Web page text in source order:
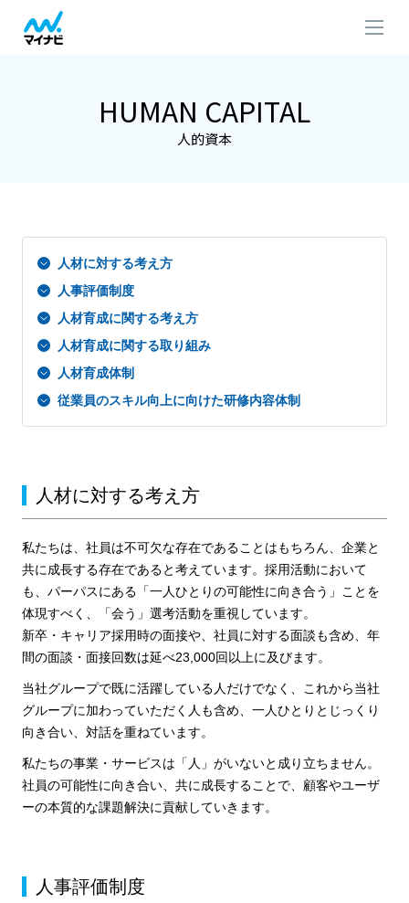
HUMAN CAPITAL
人的資本
人材に対する考え方
人事評価制度
人材育成に関する考え方
人材育成に関する取り組み
人材育成体制
従業員のスキル向上に向けた研修内容体制
人材に対する考え方
私たちは、社員は不可欠な存在であることはもちろん、企業と
共に成長する存在であると考えています。採用活動において
も、パーパスにある「一人ひとりの可能性に向き合う」ことを
体現すべく、「会う」選考活動を重視しています。
新卒・キャリア採用時の面接や、社員に対する面談も含め、年
間の面談・面接回数は延べ23,000回以上に及びます。
当社グループで既に活躍している人だけでなく、これから当社
グループに加わっていただく人も含め、一人ひとりとじっくり
向き合い、対話を重ねています。
私たちの事業・サービスは「人」がいないと成り立ちません。
社員の可能性に向き合い、共に成長することで、顧客やユーザ
ーの本質的な課題解決に貢献していきます。
人事評価制度